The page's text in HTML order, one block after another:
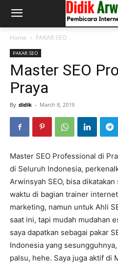
Home PAKAR SEO
PAKAR SEO
Master SEO
Praya
By didik - March 8, 2019
Master SEO Professional di
di Seluruh Indonesia,
Arwinsyah SEO, bisa
waktu di bagian trainer
marketing, namun untuk Ahli
saat ini, tapi mudah mudahan
saya dapatkan sebagai pakar
Indonesia yang
palsu, hehe. Saya juga aktif di